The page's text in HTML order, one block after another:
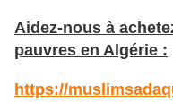
Aidez-nous à
pauvres en Algérie :
https://